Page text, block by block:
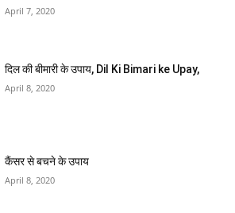
April 7, 2020
दिल की बीमारी के उपाय, Dil Ki Bimari ke Upay,
April 8, 2020
कैंसर से बचने के उपाय
April 8, 2020